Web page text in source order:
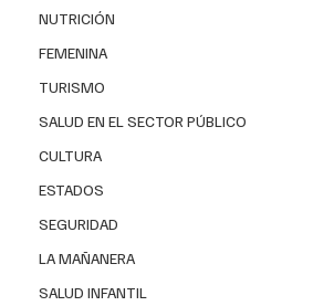
NUTRICIÓN
FEMENINA
TURISMO
SALUD EN EL SECTOR PÚBLICO
CULTURA
ESTADOS
SEGURIDAD
LA MAÑANERA
SALUD INFANTIL